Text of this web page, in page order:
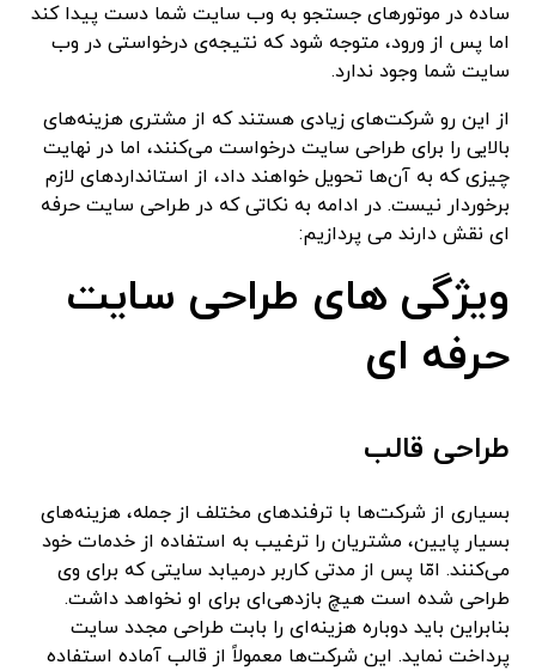
ساده در موتورهای جستجو به وب سایت شما دست پیدا کند
اما پس از ورود، متوجه شود که نتیجه‌ی درخواستی در وب
سایت شما وجود ندارد.
از این رو شرکت‌های زیادی هستند که از مشتری هزینه‌های
بالایی را برای طراحی سایت درخواست می‌کنند، اما در نهایت
چیزی که به آن‌ها تحویل خواهند داد، از استانداردهای لازم
برخوردار نیست. در ادامه به نکاتی که در طراحی سایت حرفه
ای نقش دارند می پردازیم:
ویژگی های طراحی سایت
حرفه ای
طراحی قالب
بسیاری از شرکت‌ها با ترفندهای مختلف از جمله، هزینه‌های
بسیار پایین، مشتریان را ترغیب به استفاده از خدمات خود
می‌کنند. امّا پس از مدتی کاربر درمیابد سایتی که برای وی
طراحی شده است هیچ بازدهی‌ای برای او نخواهد داشت.
بنابراین باید دوباره هزینه‌ای را بابت طراحی مجدد سایت
پرداخت نماید. این شرکت‌ها معمولاً از قالب آماده استفاده